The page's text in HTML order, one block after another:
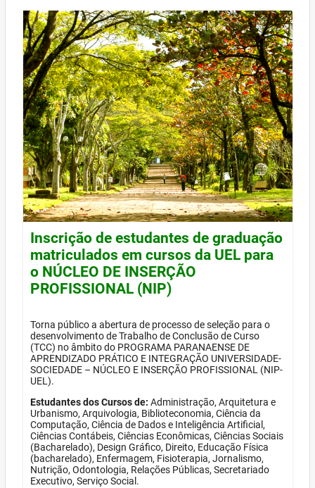
Inscrição de estudantes de graduação
matriculados em cursos da UEL para
o NÚCLEO DE INSERÇÃO
PROFISSIONAL (NIP)
Torna público a abertura de processo de seleção para o
desenvolvimento de Trabalho de Conclusão de Curso
(TCC) no âmbito do PROGRAMA PARANAENSE DE
APRENDIZADO PRÁTICO E INTEGRAÇÃO UNIVERSIDADE-
SOCIEDADE – NÚCLEO E INSERÇÃO PROFISSIONAL (NIP-
UEL).
Estudantes dos Cursos de: Administração, Arquitetura e
Urbanismo, Arquivologia, Biblioteconomia, Ciência da
Computação, Ciência de Dados e Inteligência Artificial,
Ciências Contábeis, Ciências Econômicas, Ciências Sociais
(Bacharelado), Design Gráfico, Direito, Educação Física
(bacharelado), Enfermagem, Fisioterapia, Jornalismo,
Nutrição, Odontologia, Relações Públicas, Secretariado
Executivo, Serviço Social.